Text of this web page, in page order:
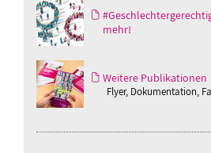
mehr!
Weitere Publikationen
Flyer, Dokumentation,